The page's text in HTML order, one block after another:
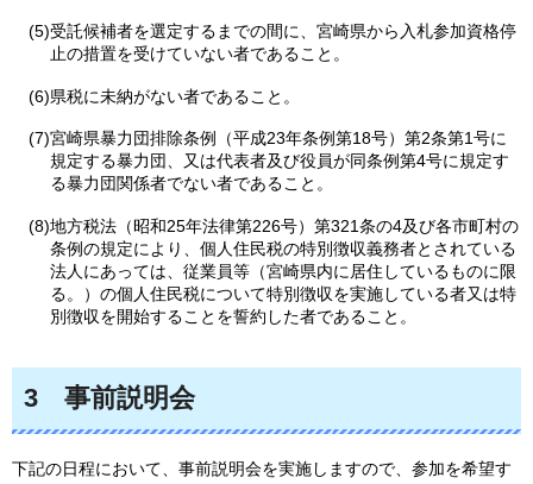
(5)受託候補者を選定するまでの間に、宮崎県から入札参加資格停
止の措置を受けていない者であること。
(6)県税に未納がない者であること。
(7)宮崎県暴力団排除条例（平成23年条例第18号）第2条第1号に
規定する暴力団、又は代表者及び役員が同条例第4号に規定す
る暴力団関係者でない者であること。
(8)地方税法（昭和25年法律第226号）第321条の4及び各市町村の
条例の規定により、個人住民税の特別徴収義務者とされている
法人にあっては、従業員等（宮崎県内に居住しているものに限
る。）の個人住民税について特別徴収を実施している者又は特
別徴収を開始することを誓約した者であること。
3 事前説明会
下記の日程において、事前説明会を実施しますので、参加を希望す